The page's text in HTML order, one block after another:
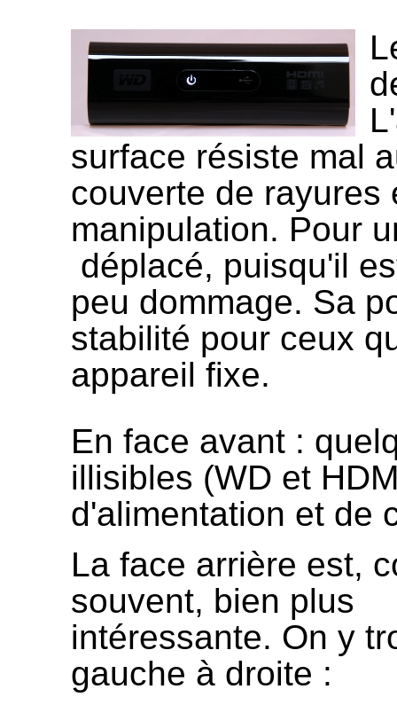
surface résiste mal
couverte de rayures
manipulation. Pour
déplacé, puisqu'il
peu dommage. Sa
stabilité pour ceux
appareil fixe.
En face avant :
illisibles (WD et
d'alimentation et de
La face arrière est,
souvent, bien plus
intéressante. On y
gauche à droite :